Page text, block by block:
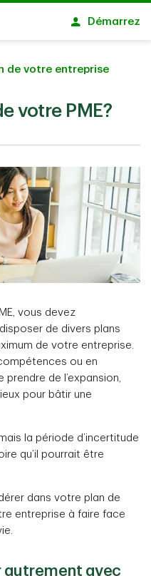
Démarrez
de votre entreprise
votre PME?
vous devez
de divers plans
de votre entreprise.
ou en
de l’expansion,
pour bâtir une
la période d’incertitude
qu’il pourrait être
dans votre plan de
entreprise à faire face
autrement avec